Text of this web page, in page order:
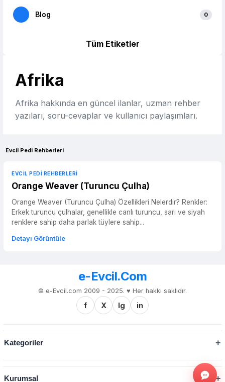
Blog 0
Tüm Etiketler
Afrika
Afrika hakkında en güncel ilanlar, uzman rehber
yazıları, soru-cevaplar ve kullanıcı paylaşımları.
Evcil Pedi Rehberleri
EVCIL PEDI REHBERLERI
Orange Weaver (Turuncu Çulha)
Orange Weaver (Turuncu Çulha) Özellikleri Nelerdir? Renkler:
Erkek turuncu çulhalar, genellikle canlı turuncu, sarı ve siyah
renklere sahip daha parlak tüylere sahip...
Detayı Görüntüle
e-Evcil.Com
© e-Evcil.com 2009 - 2025. ♥️ Her hakkı saklıdır.
f X Ig in
Kategoriler
Kurumsal